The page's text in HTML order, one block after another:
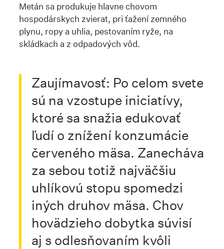
Metán sa produkuje hlavne chovom
hospodárskych zvierat, pri ťažení zemného
plynu, ropy a uhlia, pestovaním ryže, na
skládkach a z odpadových vôd.
Zaujímavosť: Po celom svete
sú na vzostupe iniciatívy,
ktoré sa snažia edukovať
ľudí o znížení konzumácie
červeného mäsa. Zanecháva
za sebou totiž najväčšiu
uhlíkovú stopu spomedzi
iných druhov mäsa. Chov
hovädzieho dobytka súvisí
aj s odlesňovaním kvôli